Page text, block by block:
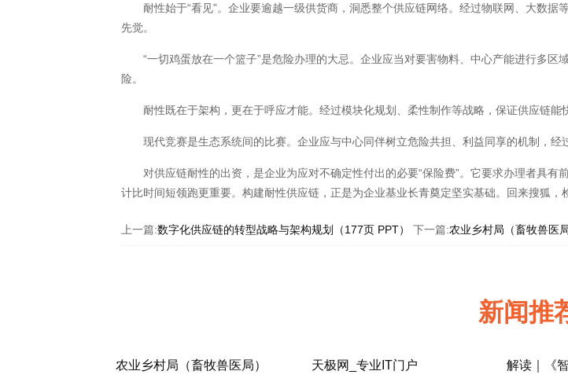
耐性始于“看见”。企业要逾越一级供货商，洞悉整个供应链网络。经过物联网、大数据
先觉。
“一切鸡蛋放在一个篮子”是危险办理的大忌。企业应当对要害物料、中心产能进行多区
险。
耐性既在于架构，更在于呼应才能。经过模块化规划、柔性制作等战略，保证供应链能
现代竞赛是生态系统间的比赛。企业应与中心同伴树立危险共担、利益同享的机制，经
对供应链耐性的出资，是企业为应对不确定性付出的必要“保险费”。它要求办理者具有
计比时间短领跑更重要。构建耐性供应链，正是为企业基业长青奠定坚实基础。回来搜狐，
上一篇:数字化供应链的转型战略与架构规划（177页 PPT） 下一篇:农业乡村局（畜牧兽医局
新闻推
农业乡村局（畜牧兽医局） 天极网_专业IT门户